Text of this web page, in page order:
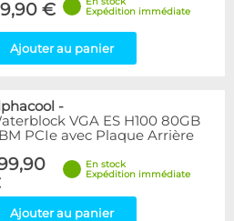
€
Expédition immédiate
Ajouter au panier
-
VGA ES H100 80GB
PCIe avec Plaque Arrière
En stock
Expédition immédiate
Ajouter au panier